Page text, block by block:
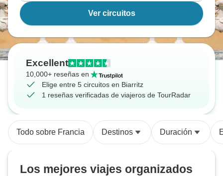
Ver circuitos
Excellent
10,000+ reseñas en
Elige entre 5 circuitos en Biarritz
1 reseñas verificadas de viajeros de TourRadar
Todo sobre Francia Destinos Duración
Los mejores viajes organizados